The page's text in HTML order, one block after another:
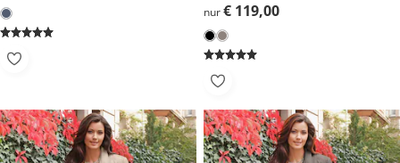
€ 119,00
nur€ 119,00